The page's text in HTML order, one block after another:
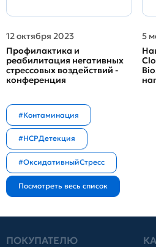
12 октября 2023
Профилактика и
реабилитация негативных
стрессовых воздействий -
конференция
5
#Контаминация
#HCPДетекция
#ОксидативныйСтресс
ПОКУПАТЕЛЮ